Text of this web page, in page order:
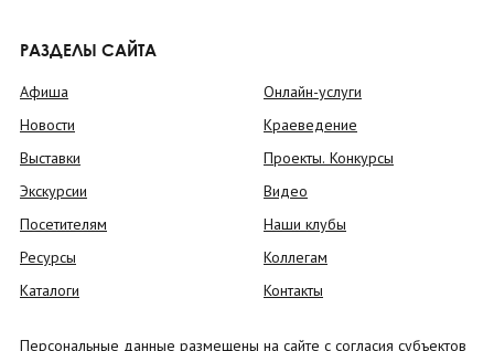
РАЗДЕЛЫ САЙТА
Афиша
Новости
Выставки
Экскурсии
Посетителям
Ресурсы
Каталоги
Онлайн-услуги
Краеведение
Проекты. Конкурсы
Видео
Наши клубы
Коллегам
Контакты
Персональные данные размещены на сайте с согласия субъектов